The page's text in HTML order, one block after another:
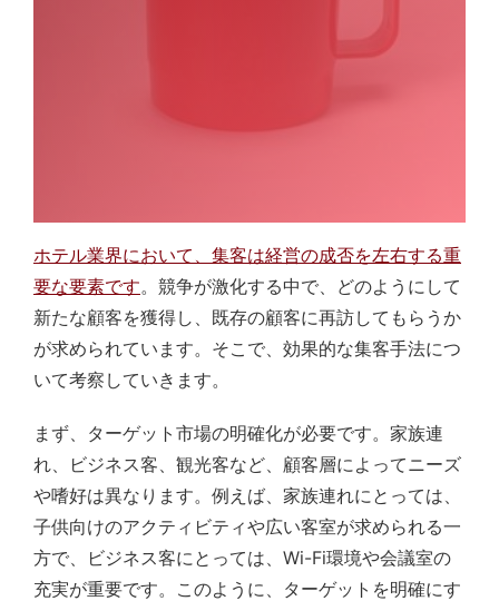
ホテル業界において、集客は経営の成否を左右する重
要な要素です。競争が激化する中で、どのようにして
新たな顧客を獲得し、既存の顧客に再訪してもらうか
が求められています。そこで、効果的な集客手法につ
いて考察していきます。
まず、ターゲット市場の明確化が必要です。家族連
れ、ビジネス客、観光客など、顧客層によってニーズ
や嗜好は異なります。例えば、家族連れにとっては、
子供向けのアクティビティや広い客室が求められる一
方で、ビジネス客にとっては、Wi-Fi環境や会議室の
充実が重要です。このように、ターゲットを明確にす